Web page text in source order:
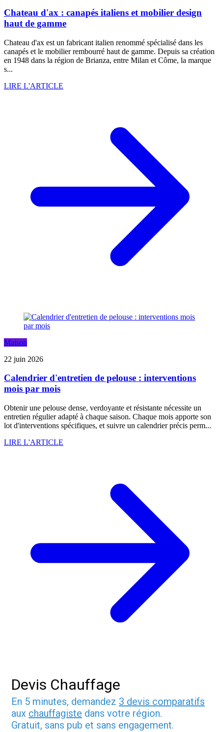
Chateau d'ax : canapés italiens et mobilier design
haut de gamme
Chateau d'ax est un fabricant italien renommé spécialisé dans les
canapés et le mobilier rembourré haut de gamme. Depuis sa création
en 1948 dans la région de Brianza, entre Milan et Côme, la marque
s...
LIRE L'ARTICLE
Maison
22 juin 2026
Calendrier d'entretien de pelouse : interventions
mois par mois
Obtenir une pelouse dense, verdoyante et résistante nécessite un
entretien régulier adapté à chaque saison. Chaque mois apporte son
lot d'interventions spécifiques, et suivre un calendrier précis perm...
LIRE L'ARTICLE
Devis Chauffage
En 5 minutes, demandez 3 devis comparatifs
aux chauffagiste dans votre région.
Gratuit, sans pub et sans engagement.